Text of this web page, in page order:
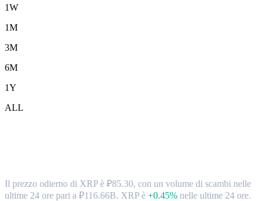
1W
1M
3M
6M
1Y
ALL
Il prezzo odierno di XRP è ₽85.30, con un volume di scambi nelle
ultime 24 ore pari a ₽116.66B. XRP è +0.45% nelle ultime 24 ore.